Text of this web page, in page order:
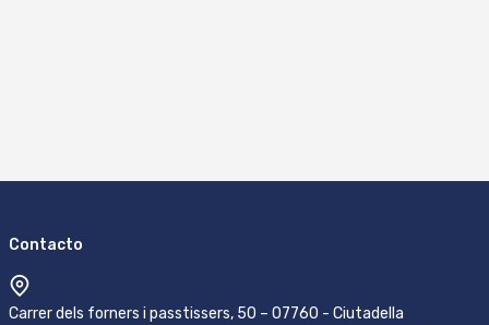
Contacto
Carrer dels forners i passtissers, 50 – 07760 - Ciutadella